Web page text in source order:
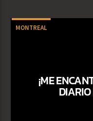
MONTREAL
¡ME